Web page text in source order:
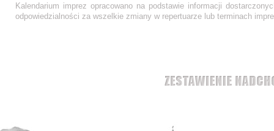
Kalendarium imprez opracowano na podstawie informacji
odpowiedzialności za wszelkie zmiany w repertuarze lub terminach